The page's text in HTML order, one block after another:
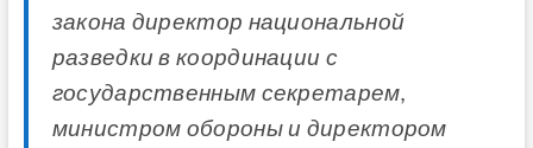
закона директор национальной
разведки в координации с
государственным секретарем,
министром обороны и директором